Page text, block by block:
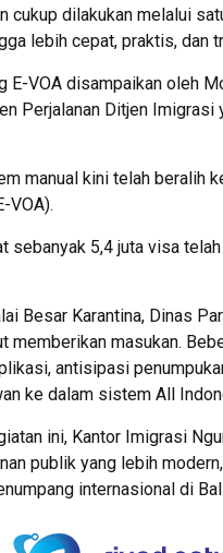
cukup dilakukan melalui
lebih cepat, praktis, dan
E-VOA disampaikan oleh
Perjalanan Ditjen
manual kini telah beralih
VOA).
sebanyak 5,4 juta visa
Besar Karantina, Dinas
memberikan masukan.
antisipasi
ke dalam sistem All
ini, Kantor Imigrasi
publik yang lebih
internasional di